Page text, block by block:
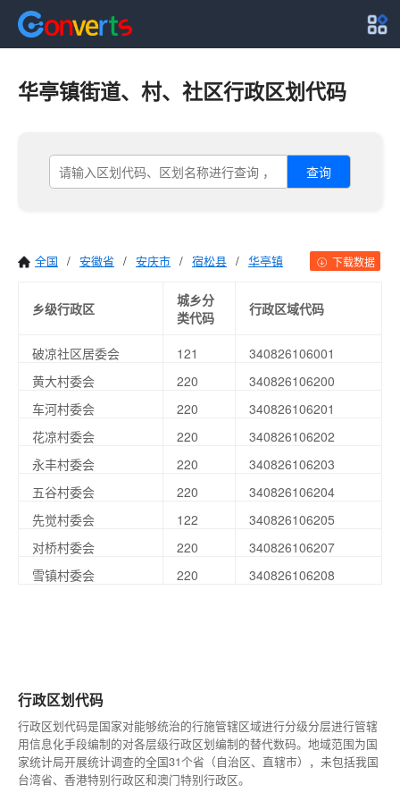
华亭镇街道、村、社区行政区划代码
查询
全国 / 安徽省 / 安庆市 / 宿松县 / 华亭镇 下载数据
乡级行政区
城乡分
类代码
行政区域代码
破凉社区居委会 121
340826106001
黄大村委会
220
340826106200
车河村委会
220
340826106201
花凉村委会
220
340826106202
永丰村委会
220
340826106203
五谷村委会
220
340826106204
先觉村委会
122
340826106205
对桥村委会
220
340826106207
雪镇村委会
220 340826106208
行政区划代码
行政区划代码是国家对能够统治的行施管辖区域进行分级分层进行管辖
用信息化手段编制的对各层级行政区划编制的替代数码。地域范围为国
家统计局开展统计调查的全国31个省（自治区、直辖市），未包括我国
台湾省、香港特别行政区和澳门特别行政区。